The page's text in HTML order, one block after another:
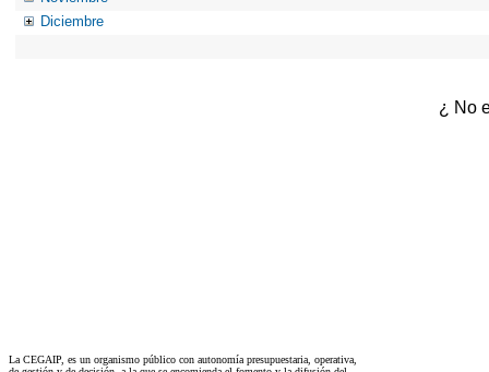
Diciembre
¿ No
La CEGAIP, es un organismo público con autonomía presupuestaria, operativa,